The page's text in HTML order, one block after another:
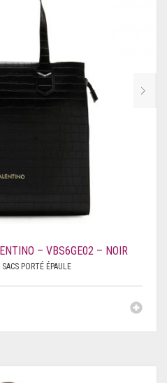
– VBS6GE02 – NOIR
SACS PORTÉ ÉPAULE